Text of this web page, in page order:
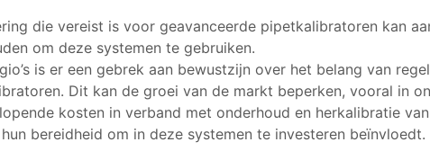
die vereist is voor geavanceerde pipetkalibratoren kan
om deze systemen te gebruiken.
is er een gebrek aan bewustzijn over het belang van
Dit kan de groei van de markt beperken, vooral in
kosten in verband met onderhoud en herkalibratie
bereidheid om in deze systemen te investeren beïnvloedt.